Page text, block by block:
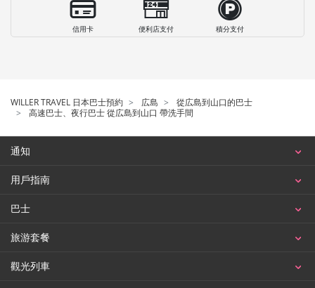
信用卡 便利店支付 積分支付
WILLER TRAVEL 日本巴士預約 広島
從広島到山口的巴士
高速巴士、夜行巴士 從広島到山口 帶洗手間
通知
用戶指南
巴士
旅游套餐
觀光列車